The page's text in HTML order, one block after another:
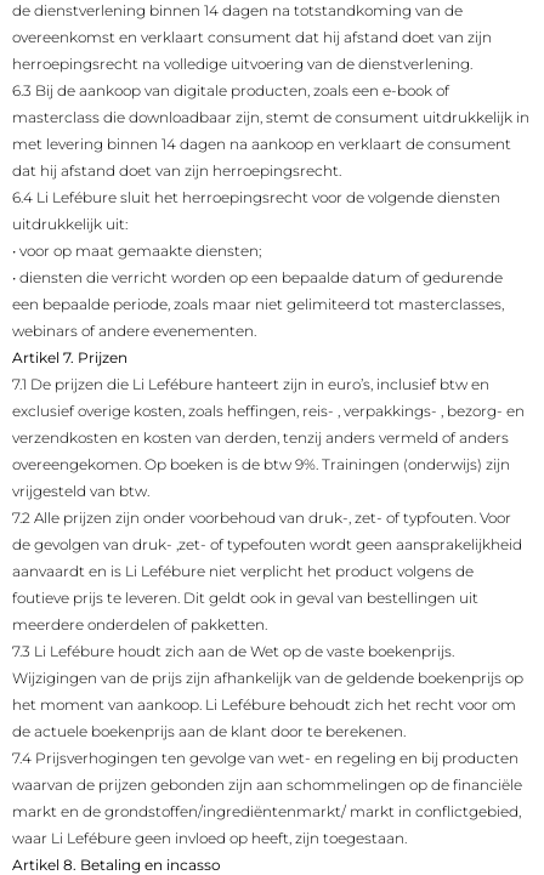
de dienstverlening binnen 14 dagen na totstandkoming van de
overeenkomst en verklaart consument dat hij afstand doet van zijn
herroepingsrecht na volledige uitvoering van de dienstverlening.
6.3 Bij de aankoop van digitale producten, zoals een e-book of
masterclass die downloadbaar zijn, stemt de consument uitdrukkelijk in
met levering binnen 14 dagen na aankoop en verklaart de consument
dat hij afstand doet van zijn herroepingsrecht.
6.4 Li Lefébure sluit het herroepingsrecht voor de volgende diensten
uitdrukkelijk uit:
• voor op maat gemaakte diensten;
• diensten die verricht worden op een bepaalde datum of gedurende
een bepaalde periode, zoals maar niet gelimiteerd tot masterclasses,
webinars of andere evenementen.
Artikel 7. Prijzen
7.1 De prijzen die Li Lefébure hanteert zijn in euro’s, inclusief btw en
exclusief overige kosten, zoals heffingen, reis- , verpakkings- , bezorg- en
verzendkosten en kosten van derden, tenzij anders vermeld of anders
overeengekomen. Op boeken is de btw 9%. Trainingen (onderwijs) zijn
vrijgesteld van btw.
7.2 Alle prijzen zijn onder voorbehoud van druk-, zet- of typfouten. Voor
de gevolgen van druk- ,zet- of typefouten wordt geen aansprakelijkheid
aanvaardt en is Li Lefébure niet verplicht het product volgens de
foutieve prijs te leveren. Dit geldt ook in geval van bestellingen uit
meerdere onderdelen of pakketten.
7.3 Li Lefébure houdt zich aan de Wet op de vaste boekenprijs.
Wijzigingen van de prijs zijn afhankelijk van de geldende boekenprijs op
het moment van aankoop. Li Lefébure behoudt zich het recht voor om
de actuele boekenprijs aan de klant door te berekenen.
7.4 Prijsverhogingen ten gevolge van wet- en regeling en bij producten
waarvan de prijzen gebonden zijn aan schommelingen op de financiële
markt en de grondstoffen/ingrediëntenmarkt/ markt in conflictgebied,
waar Li Lefébure geen invloed op heeft, zijn toegestaan.
Artikel 8. Betaling en incasso